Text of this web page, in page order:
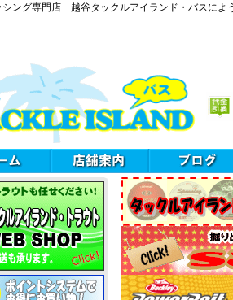
シング専門店 越谷タックルアイランド・バスによ